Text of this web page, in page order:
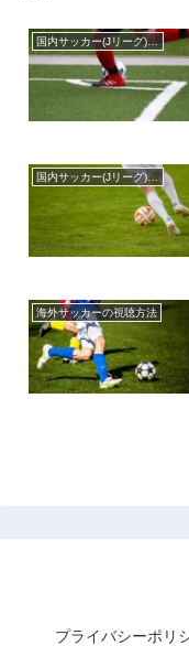
国内サッカー(Jリーグ)の視聴方法
海外サッカーの視聴方法
プライバシーポリ